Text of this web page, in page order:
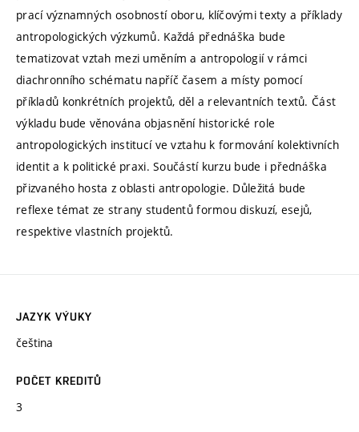
prací významných osobností oboru, klíčovými texty a příklady
antropologických výzkumů. Každá přednáška bude
tematizovat vztah mezi uměním a antropologií v rámci
diachronního schématu napříč časem a místy pomocí
příkladů konkrétních projektů, děl a relevantních textů. Část
výkladu bude věnována objasnění historické role
antropologických institucí ve vztahu k formování kolektivních
identit a k politické praxi. Součástí kurzu bude i přednáška
přizvaného hosta z oblasti antropologie. Důležitá bude
reflexe témat ze strany studentů formou diskuzí, esejů,
respektive vlastních projektů.
JAZYK VÝUKY
čeština
POČET KREDITŮ
3